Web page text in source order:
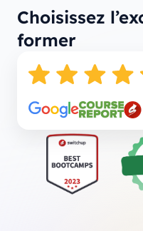
Choisissez
former